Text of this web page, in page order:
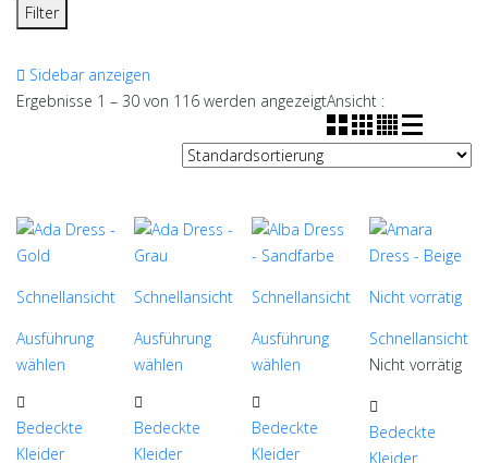
Filter
Sidebar anzeigen
Ergebnisse 1 – 30 von 116 werden angezeigtAnsicht :
Schnellansicht
Ausführung
wählen
Bedeckte
Kleider
Schnellansicht
Ausführung
wählen
Bedeckte
Kleider
Schnellansicht
Ausführung
wählen
Bedeckte
Kleider
Nicht vorrätig
Schnellansicht
Nicht vorrätig
Dieses
Produkt
weist
Bedeckte
Kleider